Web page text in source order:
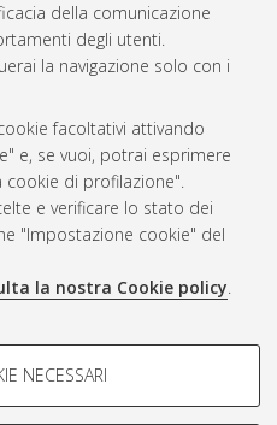
della comunicazione
degli utenti.
la navigazione solo con i
facoltativi attivando
e, se vuoi, potrai esprimere
cookie di profilazione".
e verificare lo stato dei
"Impostazione cookie" del
la nostra Cookie policy.
-
NECESSARI